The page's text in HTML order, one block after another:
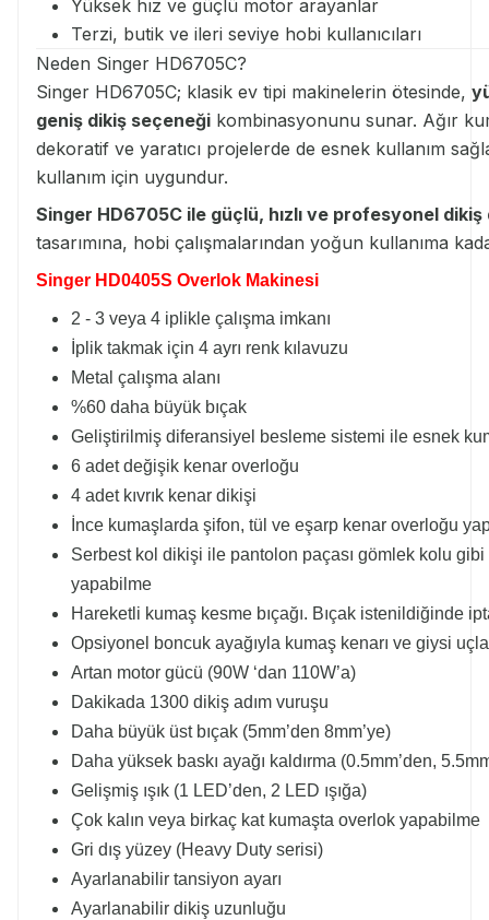
Yüksek hız ve güçlü motor arayanlar
Terzi, butik ve ileri seviye hobi kullanıcıları
Neden Singer HD6705C?
Singer HD6705C; klasik ev tipi makinelerin ötesinde,
geniş dikiş seçeneği kombinasyonunu sunar. Ağır
dekoratif ve yaratıcı projelerde de esnek kullanım
kullanım için uygundur.
Singer HD6705C ile güçlü, hızlı ve profesyonel
tasarımına, hobi çalışmalarından yoğun kullanıma
Singer HD0405S Overlok Makinesi
2 - 3 veya 4 iplikle çalışma imkanı
İplik takmak için 4 ayrı renk kılavuzu
Metal çalışma alanı
%60 daha büyük bıçak
Geliştirilmiş diferansiyel besleme sistemi ile esnek
6 adet değişik kenar overloğu
4 adet kıvrık kenar dikişi
İnce kumaşlarda şifon, tül ve eşarp kenar overloğu
Serbest kol dikişi ile pantolon paçası gömlek kolu
yapabilme
Hareketli kumaş kesme bıçağı. Bıçak istenildiğinde
Opsiyonel boncuk ayağıyla kumaş kenarı ve giysi
Artan motor gücü (90W ‘dan 110W’a)
Dakikada 1300 dikiş adım vuruşu
Daha büyük üst bıçak (5mm’den 8mm’ye)
Daha yüksek baskı ayağı kaldırma (0.5mm’den,
Gelişmiş ışık (1 LED’den, 2 LED ışığa)
Çok kalın veya birkaç kat kumaşta overlok yapabilme
Gri dış yüzey (Heavy Duty serisi)
Ayarlanabilir tansiyon ayarı
Ayarlanabilir dikiş uzunluğu